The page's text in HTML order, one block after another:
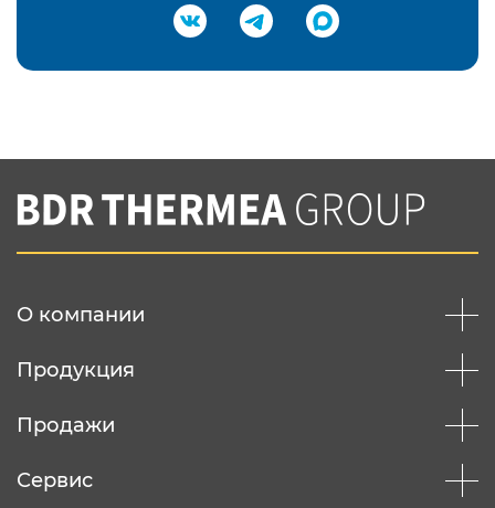
Подтвердить e-mail
Вы соглашаетесь с нашей политикой
конфеденциальности
О компании
Продукция
Продажи
Сервис